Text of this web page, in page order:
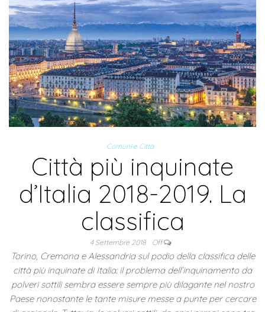
Comuni e Città
Città più inquinate
d’Italia 2018-2019. La
classifica
4 Settembre 2018 Off
Torino, Cremona e Alessandria sul podio della classifica delle
città più inquinate di Italia: il problema dell’inquinamento da
polveri sottili sembra essere sempre più dilagante nel nostro
Paese nonostante le tante misure messe a punte per cercare